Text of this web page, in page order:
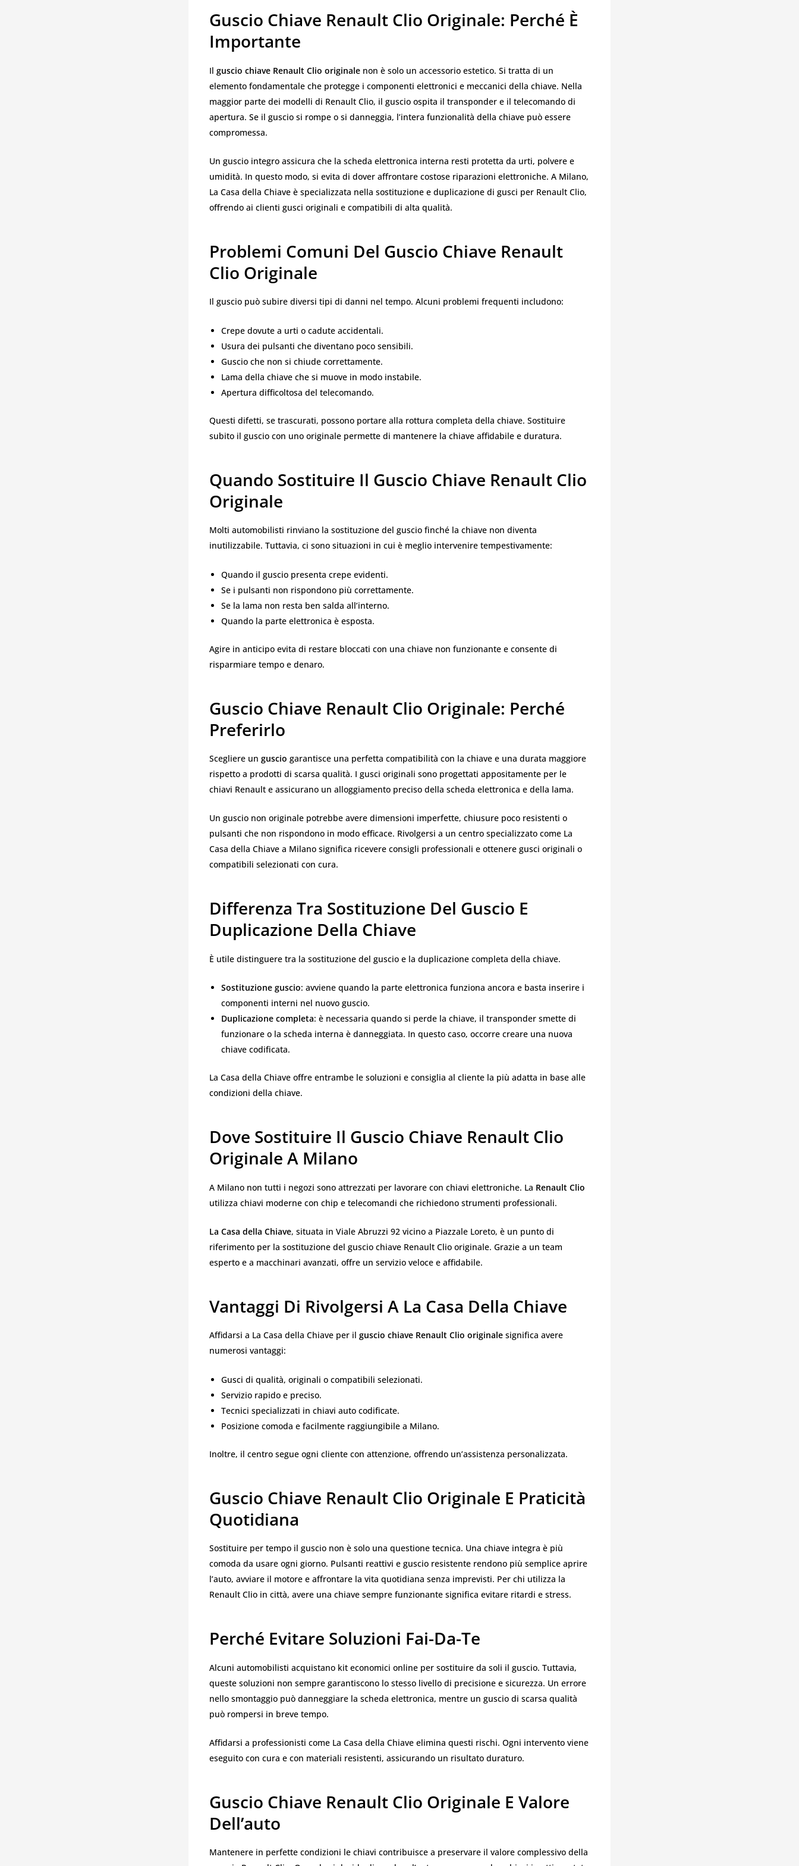
Guscio Chiave Renault Clio Originale: Perché È
Importante
Il guscio chiave Renault Clio originale non è solo un accessorio estetico. Si tratta di un
elemento fondamentale che protegge i componenti elettronici e meccanici della chiave. Nella
maggior parte dei modelli di Renault Clio, il guscio ospita il transponder e il telecomando di
apertura. Se il guscio si rompe o si danneggia, l’intera funzionalità della chiave può essere
compromessa.
Un guscio integro assicura che la scheda elettronica interna resti protetta da urti, polvere e
umidità. In questo modo, si evita di dover affrontare costose riparazioni elettroniche. A Milano,
La Casa della Chiave è specializzata nella sostituzione e duplicazione di gusci per Renault Clio,
offrendo ai clienti gusci originali e compatibili di alta qualità.
Problemi Comuni Del Guscio Chiave Renault
Clio Originale
Il guscio può subire diversi tipi di danni nel tempo. Alcuni problemi frequenti includono:
Crepe dovute a urti o cadute accidentali.
Usura dei pulsanti che diventano poco sensibili.
Guscio che non si chiude correttamente.
Lama della chiave che si muove in modo instabile.
Apertura difficoltosa del telecomando.
Questi difetti, se trascurati, possono portare alla rottura completa della chiave. Sostituire
subito il guscio con uno originale permette di mantenere la chiave affidabile e duratura.
Quando Sostituire Il Guscio Chiave Renault Clio
Originale
Molti automobilisti rinviano la sostituzione del guscio finché la chiave non diventa
inutilizzabile. Tuttavia, ci sono situazioni in cui è meglio intervenire tempestivamente:
Quando il guscio presenta crepe evidenti.
Se i pulsanti non rispondono più correttamente.
Se la lama non resta ben salda all’interno.
Quando la parte elettronica è esposta.
Agire in anticipo evita di restare bloccati con una chiave non funzionante e consente di
risparmiare tempo e denaro.
Guscio Chiave Renault Clio Originale: Perché
Preferirlo
Scegliere un guscio garantisce una perfetta compatibilità con la chiave e una durata maggiore
rispetto a prodotti di scarsa qualità. I gusci originali sono progettati appositamente per le
chiavi Renault e assicurano un alloggiamento preciso della scheda elettronica e della lama.
Un guscio non originale potrebbe avere dimensioni imperfette, chiusure poco resistenti o
pulsanti che non rispondono in modo efficace. Rivolgersi a un centro specializzato come La
Casa della Chiave a Milano significa ricevere consigli professionali e ottenere gusci originali o
compatibili selezionati con cura.
Differenza Tra Sostituzione Del Guscio E
Duplicazione Della Chiave
È utile distinguere tra la sostituzione del guscio e la duplicazione completa della chiave.
Sostituzione guscio: avviene quando la parte elettronica funziona ancora e basta inserire i
componenti interni nel nuovo guscio.
Duplicazione completa: è necessaria quando si perde la chiave, il transponder smette di
funzionare o la scheda interna è danneggiata. In questo caso, occorre creare una nuova
chiave codificata.
La Casa della Chiave offre entrambe le soluzioni e consiglia al cliente la più adatta in base alle
condizioni della chiave.
Dove Sostituire Il Guscio Chiave Renault Clio
Originale A Milano
A Milano non tutti i negozi sono attrezzati per lavorare con chiavi elettroniche. La Renault Clio
utilizza chiavi moderne con chip e telecomandi che richiedono strumenti professionali.
La Casa della Chiave, situata in Viale Abruzzi 92 vicino a Piazzale Loreto, è un punto di
riferimento per la sostituzione del guscio chiave Renault Clio originale. Grazie a un team
esperto e a macchinari avanzati, offre un servizio veloce e affidabile.
Vantaggi Di Rivolgersi A La Casa Della Chiave
Affidarsi a La Casa della Chiave per il guscio chiave Renault Clio originale significa avere
numerosi vantaggi:
Gusci di qualità, originali o compatibili selezionati.
Servizio rapido e preciso.
Tecnici specializzati in chiavi auto codificate.
Posizione comoda e facilmente raggiungibile a Milano.
Inoltre, il centro segue ogni cliente con attenzione, offrendo un’assistenza personalizzata.
Guscio Chiave Renault Clio Originale E Praticità
Quotidiana
Sostituire per tempo il guscio non è solo una questione tecnica. Una chiave integra è più
comoda da usare ogni giorno. Pulsanti reattivi e guscio resistente rendono più semplice aprire
l’auto, avviare il motore e affrontare la vita quotidiana senza imprevisti. Per chi utilizza la
Renault Clio in città, avere una chiave sempre funzionante significa evitare ritardi e stress.
Perché Evitare Soluzioni Fai-Da-Te
Alcuni automobilisti acquistano kit economici online per sostituire da soli il guscio. Tuttavia,
queste soluzioni non sempre garantiscono lo stesso livello di precisione e sicurezza. Un errore
nello smontaggio può danneggiare la scheda elettronica, mentre un guscio di scarsa qualità
può rompersi in breve tempo.
Affidarsi a professionisti come La Casa della Chiave elimina questi rischi. Ogni intervento viene
eseguito con cura e con materiali resistenti, assicurando un risultato duraturo.
Guscio Chiave Renault Clio Originale E Valore
Dell’auto
Mantenere in perfette condizioni le chiavi contribuisce a preservare il valore complessivo della